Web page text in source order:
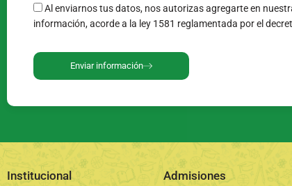
Al enviarnos tus datos, nos autorizas agregarte en
información, acorde a la ley 1581 reglamentada por el
Enviar información
Institucional Admisiones